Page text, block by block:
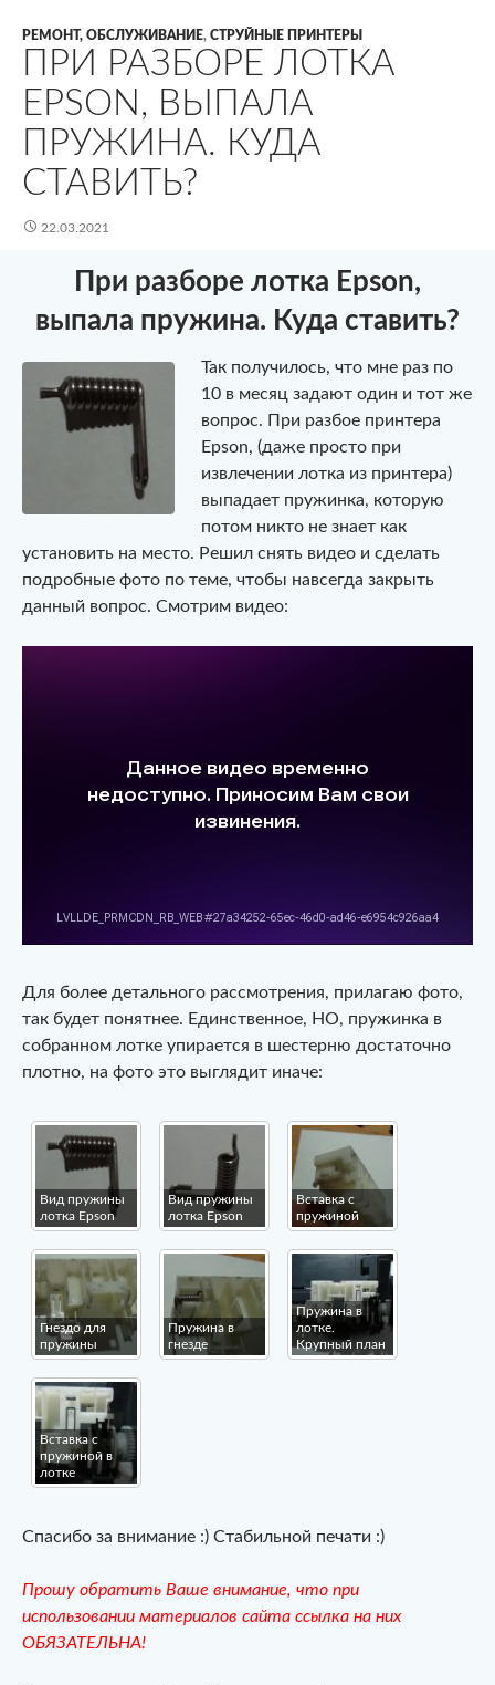
РЕМОНТ, ОБСЛУЖИВАНИЕ, СТРУЙНЫЕ ПРИНТЕРЫ
ПРИ РАЗБОРЕ ЛОТКА
EPSON, ВЫПАЛА
ПРУЖИНА. КУДА
СТАВИТЬ?
22.03.2021
При разборе лотка Epson,
выпала пружина. Куда ставить?
Так получилось, что мне раз по
10 в месяц задают один и тот же
вопрос. При разбое принтера
Epson, (даже просто при
извлечении лотка из принтера)
выпадает пружинка, которую
потом никто не знает как
установить на место. Решил снять видео и сделать
подробные фото по теме, чтобы навсегда закрыть
данный вопрос. Смотрим видео:
Для более детального рассмотрения, прилагаю фото,
так будет понятнее. Единственное, НО, пружинка в
собранном лотке упирается в шестерню достаточно
плотно, на фото это выглядит иначе:
Вид пружины
лотка Epson
Вид пружины
лотка Epson
Вставка с
пружиной
Гнездо для
пружины
Пружина в
гнезде
Пружина в
лотке.
Крупный план
Вставка с
пружиной в
лотке
Спасибо за внимание :) Стабильной печати :)
Прошу обратить Ваше внимание, что при
использовании материалов сайта ссылка на них
ОБЯЗАТЕЛЬНА!